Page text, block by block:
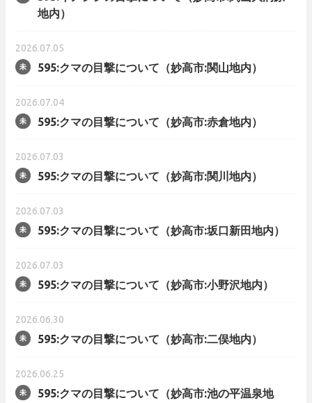
地内）
2026.07.05
595:クマの目撃について（妙高市:関山地内）
2026.07.04
595:クマの目撃について（妙高市:赤倉地内）
2026.07.03
595:クマの目撃について（妙高市:関川地内）
2026.07.03
595:クマの目撃について（妙高市:坂口新田地内）
2026.07.03
595:クマの目撃について（妙高市:小野沢地内）
2026.06.30
595:クマの目撃について（妙高市:二俣地内）
2026.06.25
595:クマの目撃について（妙高市:池の平温泉地